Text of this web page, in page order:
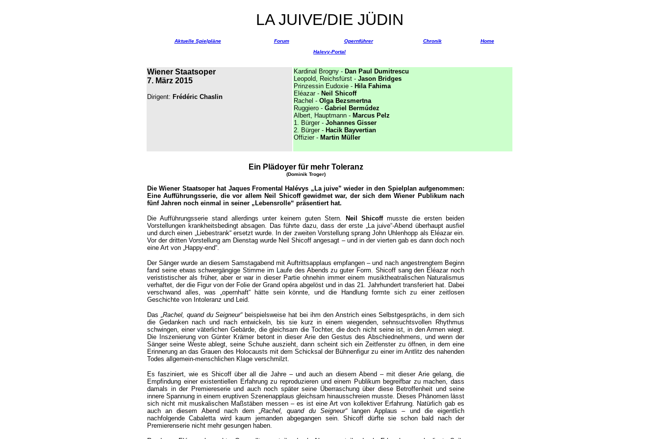
LA JUIVE/DIE JÜDIN
Aktuelle Spielpläne Forum Opernführer Chronik
Home
Halevy-Portal
Wiener Staatsoper
7. März 2015
Dirigent: Frédéric Chaslin
Kardinal Brogny - Dan Paul Dumitrescu
Leopold, Reichsfürst - Jason Bridges
Prinzessin Eudoxie - Hila Fahima
Eléazar - Neil Shicoff
Rachel - Olga Bezsmertna
Ruggiero - Gabriel Bermúdez
Albert, Hauptmann - Marcus Pelz
1. Bürger - Johannes Gisser
2. Bürger - Hacik Bayvertian
Offizier - Martin Müller
Ein Plädoyer für mehr Toleranz
(Dominik Troger)
Die Wiener Staatsoper hat Jaques Fromental Halévys „La juive” wieder in den Spielplan aufgenommen:
Eine Aufführungsserie, die vor allem Neil Shicoff gewidmet war, der sich dem Wiener Publikum nach
fünf Jahren noch einmal in seiner „Lebensrolle“ präsentiert hat.
Die Aufführungsserie stand allerdings unter keinem guten Stern. Neil Shicoffmusste die ersten beiden
Vorstellungen krankheitsbedingt absagen. Das führte dazu, dass der erste „La juive“-Abend überhaupt ausfiel
und durch einen „Liebestrank“ ersetzt wurde. In der zweiten Vorstellung sprang John Uhlenhopp als Eléazar ein.
Vor der dritten Vorstellung am Dienstag wurde Neil Shicoff angesagt – und in der vierten gab es dann doch noch
eine Art von „Happy-end“.
Der Sänger wurde an diesem Samstagabend mit Auftrittsapplaus empfangen – und nach angestrengtem Beginn
fand seine etwas schwergängige Stimme im Laufe des Abends zu guter Form. Shicoff sang den Eléazar noch
verististischer als früher, aber er war in dieser Partie ohnehin immer einem musiktheatralischen Naturalismus
verhaftet, der die Figur von der Folie der Grand opéra abgelöst und in das 21. Jahrhundert transferiert hat. Dabei
verschwand alles, was „opernhaft“ hätte sein könnte, und die Handlung formte sich zu einer zeitlosen
Geschichte von Intoleranz und Leid.
Das „Rachel, quand du Seigneur“ beispielsweise hat bei ihm den Anstrich eines Selbstgesprächs, in dem sich
die Gedanken nach und nach entwickeln, bis sie kurz in einem wiegenden, sehnsuchtsvollen Rhythmus
schwingen, einer väterlichen Gebärde, die gleichsam die Tochter, die doch nicht seine ist, in den Armen wiegt.
Die Inszenierung von Günter Krämer betont in dieser Arie den Gestus des Abschiednehmens, und wenn der
Sänger seine Weste ablegt, seine Schuhe auszieht, dann scheint sich ein Zeitfenster zu öffnen, in dem eine
Erinnerung an das Grauen des Holocausts mit dem Schicksal der Bühnenfigur zu einer im Antl itz des nahenden
Todes allgemein-menschlichen Klage verschmilzt.
Es fasziniert, wie es Shicoff über all die Jahre – und auch an diesem Abend – mit dieser Arie gelang, die
Empfindung einer existentiellen Erfahrung zu reproduzieren und einem Publikum begreifbar zu machen, dass
damals in der Premiereserie und auch noch später seine Überraschung über diese Betroffenheit und seine
innere Spannung in einem eruptiven Szenenapplaus gleichsam hinausschreien musste. Dieses Phänomen lässt
sich nicht mit muskalischen Maßstäben messen – es ist eine Art von kollektiver Erfahrung. Natürlich gab es
auch an diesem Abend nach dem „Rachel, quand du Seigneur“
langen Applaus – und die eigentlich
nachfolgende Cabaletta wird kaum jemanden abgegangen sein. Shicoff dürfte sie schon bald nach der
Premierenserie nicht mehr gesungen haben.